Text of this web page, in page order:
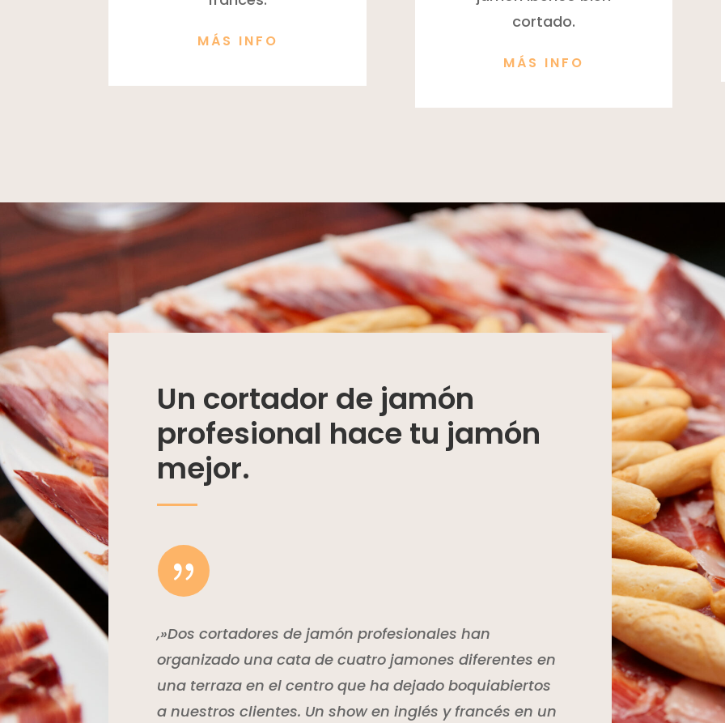
MÁS INFO
cortado.
MÁS INFO
Un cortador de jamón
profesional hace tu jamón
mejor.
{
,»Dos cortadores de jamón profesionales han
organizado una cata de cuatro jamones diferentes en
una terraza en el centro que ha dejado boquiabiertos
a nuestros clientes. Un show en inglés y francés en un